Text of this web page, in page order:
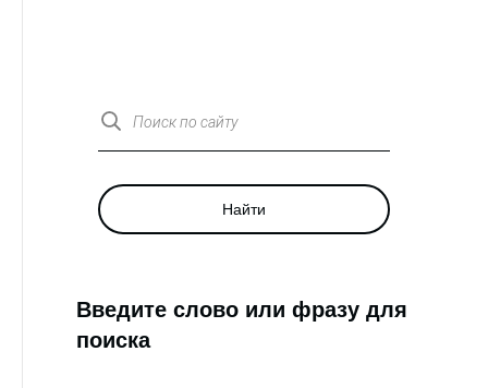
Поиск по сайту
Найти
Введите слово или фразу для
поиска